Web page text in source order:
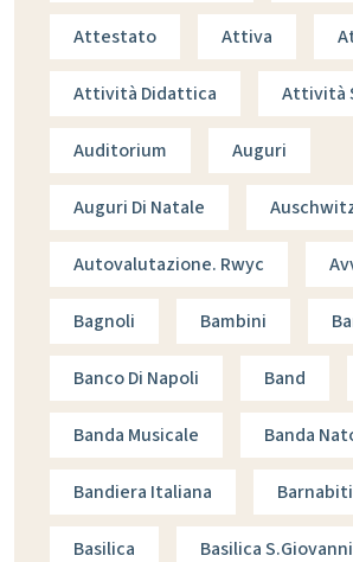
Attestato Attiva
Attività Didattica Attività
Auditorium Auguri
Auguri Di Natale
Autovalutazione. Rwyc
Bagnoli Bambini
Banco Di Napoli Band
Banda Musicale Banda
Bandiera Italiana Barnabiti
Basilica Basilica